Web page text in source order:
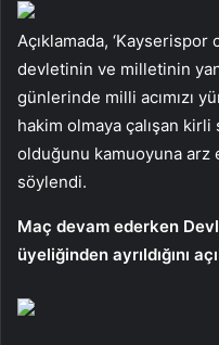
Açıklamada, ‘Kayserispor
devletinin ve milletinin
günlerinde milli acımızı
hakim olmaya çalışan kirli
olduğunu kamuoyuna arz
söylendi.
Maç devam ederken
üyeliğinden ayrıldığını